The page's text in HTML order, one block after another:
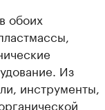
обоих
Из
инструменты,